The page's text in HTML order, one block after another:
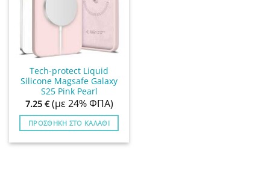
Tech-protect Liquid
Silicone Magsafe Galaxy
S25 Pink Pearl
7.25 € (με 24% ΦΠΑ)
ΠΡΟΣΘΉΚΗ ΣΤΟ ΚΑΛΆΘΙ